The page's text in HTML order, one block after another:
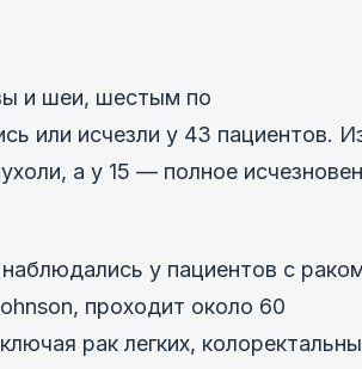
и шеи, шестым по
или исчезли у 43 пациентов.
а у 15 — полное
у пациентов с
проходит около 60
рак легких,